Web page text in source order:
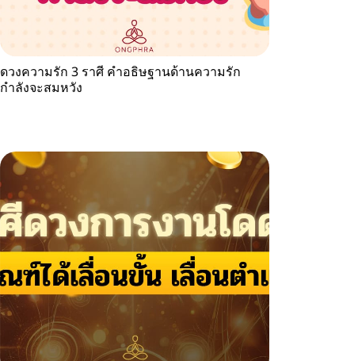
ดวงความรัก 3 ราศี คำอธิษฐานด้านความรัก
กำลังจะสมหวัง